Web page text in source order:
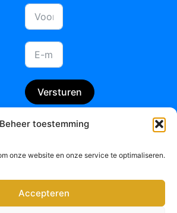
Beheer toestemming
onze website en onze service te optimaliseren.
Accepteren
Versturen